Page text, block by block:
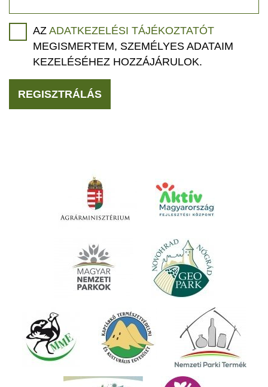
AZ ADATKEZELÉSI TÁJÉKOZTATÓT
MEGISMERTEM, SZEMÉLYES ADATAIM
KEZELÉSÉHEZ HOZZÁJÁRULOK.
REGISZTRÁLÁS